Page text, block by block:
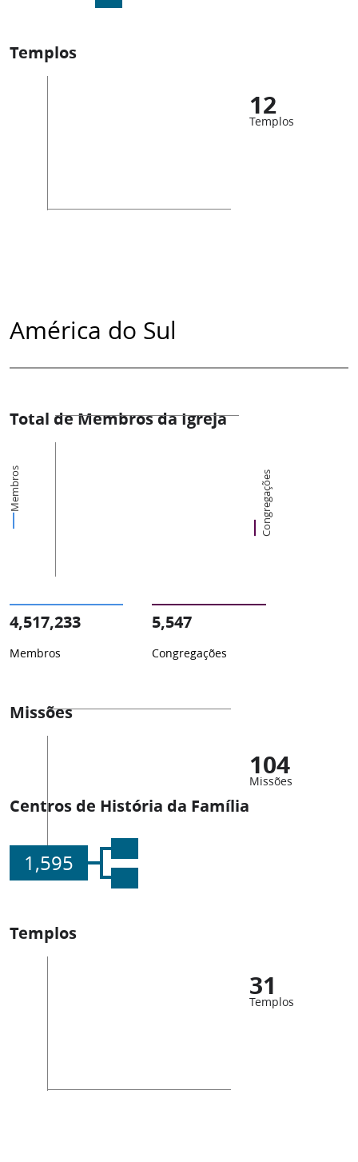
Templos
12
Templos
América do Sul
Total de Membros da Igreja
Membros Congregações
4,517,233
Membros
5,547
Congregações
Missões
104
Missões
Centros de História da Família
1,595
Templos
31
Templos